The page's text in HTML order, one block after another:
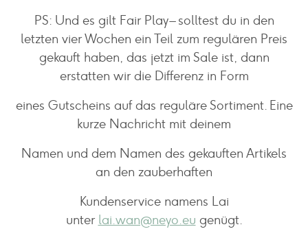
PS: Und es gilt Fair Play – solltest du in den
letzten vier Wochen ein Teil zum regulären Preis
gekauft haben, das jetzt im Sale ist, dann
erstatten wir die Differenz in Form
eines Gutscheins auf das reguläre Sortiment. Eine
kurze Nachricht mit deinem
Namen und dem Namen des gekauften Artikels
an den zauberhaften
Kundenservice namens Lai
unter lai.wan@neyo.eu genügt.